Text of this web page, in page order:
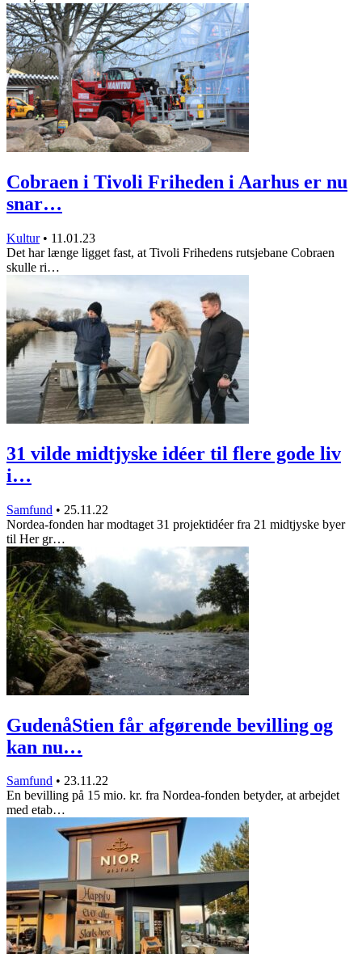
Cobraen i Tivoli Friheden i Aarhus er nu
snar…
Kultur • 11.01.23
Det har længe ligget fast, at Tivoli Frihedens rutsjebane Cobraen
skulle ri…
31 vilde midtjyske idéer til flere gode liv
i…
Samfund • 25.11.22
Nordea-fonden har modtaget 31 projektidéer fra 21 midtjyske byer
til Her gr…
GudenåStien får afgørende bevilling og
kan nu…
Samfund • 23.11.22
En bevilling på 15 mio. kr. fra Nordea-fonden betyder, at arbejdet
med etab…